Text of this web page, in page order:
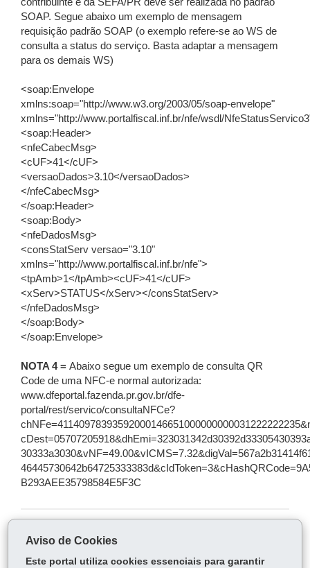
SOAP. Segue abaixo um exemplo de mensagem
requisição padrão SOAP (o exemplo refere-se ao WS de
consulta a status do serviço. Basta adaptar a mensagem
para os demais WS)
<soap:Envelope
xmlns:soap="http://www.w3.org/2003/05/soap-envelope"
xmlns="http://www.portalfiscal.inf.br/nfe/wsdl/
<soap:Header>
<nfeCabecMsg>
<cUF>41</cUF>
<versaoDados>3.10</versaoDados>
</nfeCabecMsg>
</soap:Header>
<soap:Body>
<nfeDadosMsg>
<consStatServ versao="3.10"
xmlns="http://www.portalfiscal.inf.br/nfe">
<tpAmb>1</tpAmb><cUF>41</cUF>
<xServ>STATUS</xServ></consStatServ>
</nfeDadosMsg>
</soap:Body>
</soap:Envelope>
NOTA 4 = Abaixo segue um exemplo de consulta QR
Code de uma NFC-e normal autorizada:
www.dfeportal.fazenda.pr.gov.br/dfe-
portal/rest/servico/consultaNFCe?
B293AEE35798584E5F3C
Fa
W
Aviso de Cookies
Este portal utiliza cookies essenciais para garantir